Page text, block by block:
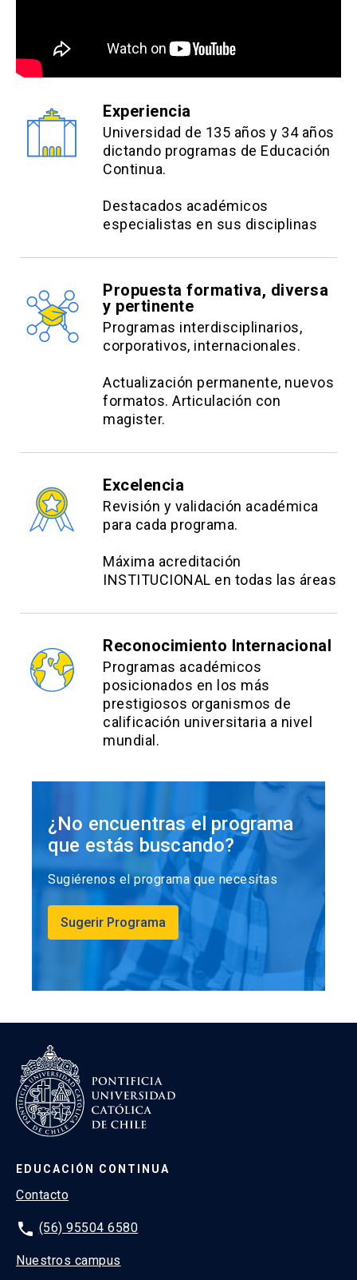
Experiencia
Universidad de 135 años y 34 años
dictando programas de Educación
Continua.
Destacados académicos
especialistas en sus disciplinas
Propuesta formativa, diversa
y pertinente
Programas interdisciplinarios,
corporativos, internacionales.
Actualización permanente, nuevos
formatos. Articulación con
magister.
Excelencia
Revisión y validación académica
para cada programa.
Máxima acreditación
INSTITUCIONAL en todas las áreas
Reconocimiento Internacional
Programas académicos
posicionados en los más
prestigiosos organismos de
calificación universitaria a nivel
mundial.
¿No encuentras el programa
que estás buscando?
Sugiérenos el programa que necesitas
Sugerir Programa
EDUCACIÓN CONTINUA
Contacto
phone (56) 95504 6580
Nuestros campus